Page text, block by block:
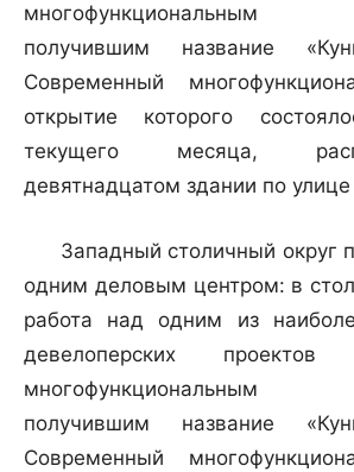
многофункциональным
получившим название
Современный
открытие которого
текущего месяца,
девятнадцатом здании по
Западный столичный округ
одним деловым центром: в
работа над одним из
девелоперских
многофункциональным
получившим название
Современный